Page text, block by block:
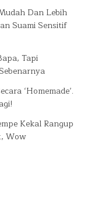
Dan Lebih
Suami Sensitif
Tapi
‘Homemade’.
Kekal Rangup
Wow